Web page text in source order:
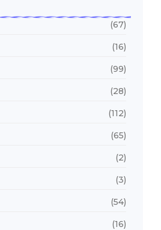
(67)
(16)
(99)
(28)
(112)
(65)
(2)
(3)
(54)
(16)